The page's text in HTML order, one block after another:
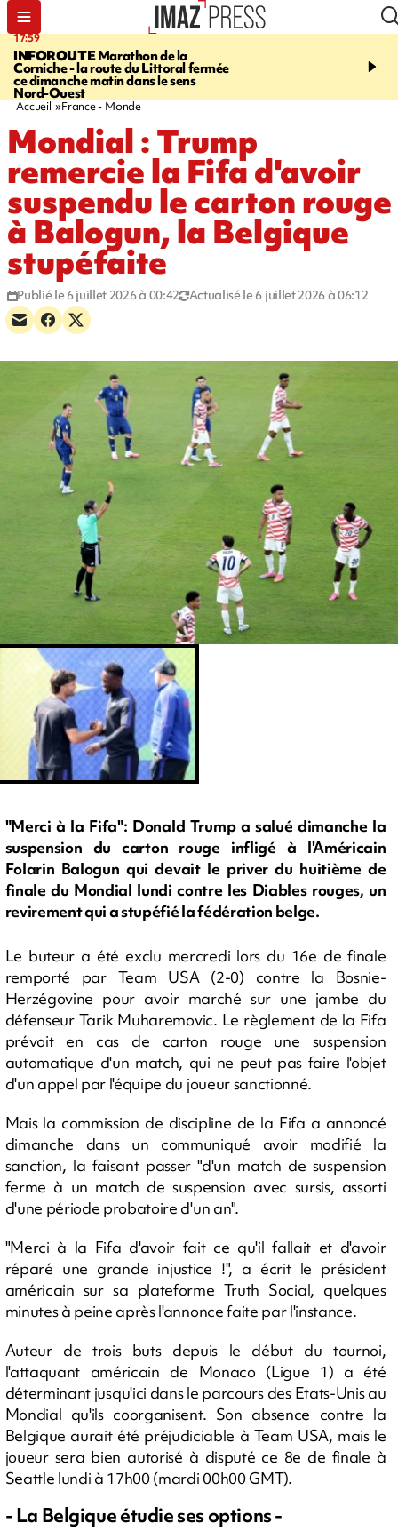
17:59
INFOROUTEMarathon de la
Corniche - la route du Littoral fermée
ce dimanche matin dans le sens
Nord-Ouest
07:40
1.300 coureurs sur le
Accueil France - Monde
Mondial : Trump
remercie la Fifa d'avoir
suspendu le carton rouge
à Balogun, la Belgique
stupéfaite
Publié le 6 juillet 2026 à 00:42 Actualisé le 6 juillet 2026 à 06:12
"Merci à la Fifa": Donald Trump a salué dimanche la
suspension du carton rouge infligé à l'Américain
Folarin Balogun qui devait le priver du huitième de
finale du Mondial lundi contre les Diables rouges, un
revirement qui a stupéfié la fédération belge.
Le buteur a été exclu mercredi lors du 16e de finale
remporté par Team USA (2-0) contre la Bosnie-
Herzégovine pour avoir marché sur une jambe du
défenseur Tarik Muharemovic. Le règlement de la Fifa
prévoit en cas de carton rouge une suspension
automatique d'un match, qui ne peut pas faire l'objet
d'un appel par l'équipe du joueur sanctionné.
Mais la commission de discipline de la Fifa a annoncé
dimanche dans un communiqué avoir modifié la
sanction, la faisant passer "d'un match de suspension
ferme à un match de suspension avec sursis, assorti
d'une période probatoire d'un an".
"Merci à la Fifa d'avoir fait ce qu'il fallait et d'avoir
réparé une grande injustice !", a écrit le président
américain sur sa plateforme Truth Social, quelques
minutes à peine après l'annonce faite par l'instance.
Auteur de trois buts depuis le début du tournoi,
l'attaquant américain de Monaco (Ligue 1) a été
déterminant jusqu'ici dans le parcours des Etats-Unis au
Mondial qu'ils coorganisent. Son absence contre la
Belgique aurait été préjudiciable à Team USA, mais le
joueur sera bien autorisé à disputé ce 8e de finale à
Seattle lundi à 17h00 (mardi 00h00 GMT).
- La Belgique étudie ses options -